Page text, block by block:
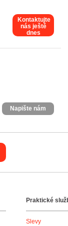
Kontaktujte
nás ještě
dnes
Napište nám
Praktické
Slevy